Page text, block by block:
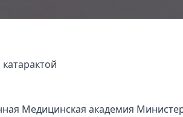
Медицинская академия